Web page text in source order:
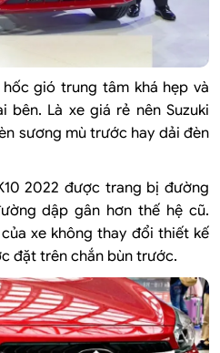
gió trung tâm khá hẹp và
Là xe giá rẻ nên Suzuki
sương mù trước hay dải đèn
2022 được trang bị đường
dập gân hơn thế hệ cũ.
xe không thay đổi thiết kế
đặt trên chắn bùn trước.